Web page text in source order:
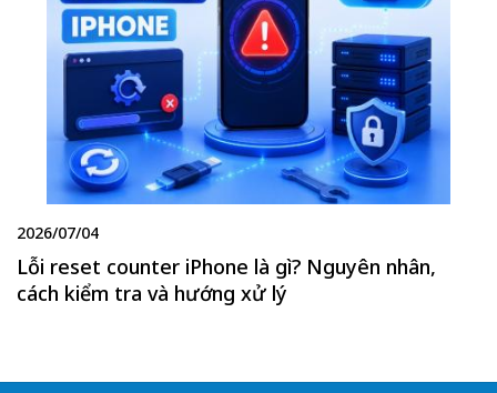
2026/07/04
Lỗi reset counter iPhone là gì? Nguyên nhân,
cách kiểm tra và hướng xử lý